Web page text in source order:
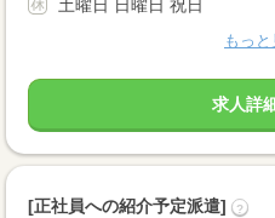
土曜日 日曜日 祝日
もっと
求人詳
[正社員への紹介予定派遣] ?